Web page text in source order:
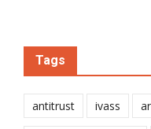
Tags
antitrust ivass